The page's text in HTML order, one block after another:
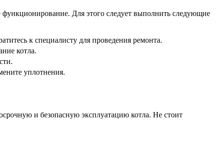
функционирование. Для этого следует выполнить следующие
к специалисту для проведения ремонта.
котла.
уплотнения.
и безопасную эксплуатацию котла. Не стоит